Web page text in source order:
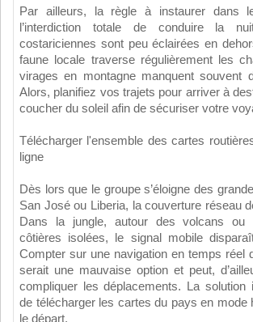
Par ailleurs, la règle à instaurer dans
l’interdiction totale de conduire la
costariciennes sont peu éclairées en
faune locale traverse régulièrement les
virages en montagne manquent souvent
Alors, planifiez vos trajets pour arriver à
coucher du soleil afin de sécuriser votre
Télécharger l'ensemble des cartes
ligne
Dès lors que le groupe s’éloigne des
San José ou Liberia, la couverture réseau
Dans la jungle, autour des volcans ou
côtières isolées, le signal mobile
Compter sur une navigation en temps réel
serait une mauvaise option et peut,
compliquer les déplacements. La solution
de télécharger les cartes du pays en mode
le départ.